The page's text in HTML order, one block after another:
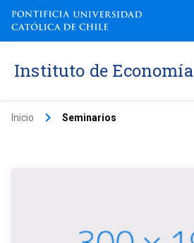
Instituto de Economía
Inicio keyboard_arrow_right Seminarios